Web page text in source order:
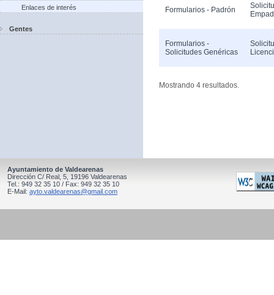
Enlaces de interés
Gentes
Formularios - Padrón
Formularios -
Solicitudes Genéricas
Mostrando 4 resultados.
Ayuntamiento de Valdearenas
Dirección C/ Real, 5, 19196 Valdearenas
Tel.: 949 32 35 10 / Fax: 949 32 35 10
E-Mail: ayto.valdearenas@gmail.com